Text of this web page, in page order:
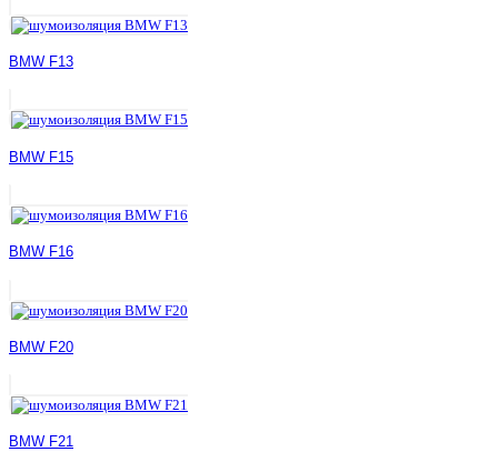
BMW F13
BMW F15
BMW F16
BMW F20
BMW F21